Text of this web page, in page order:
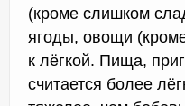
(кроме слишком
ягоды, овощи
к лёгкой. Пища,
считается более